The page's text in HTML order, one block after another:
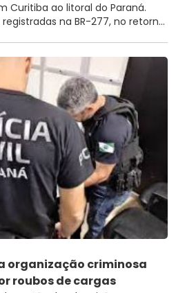
Curitiba ao litoral do Paraná.
registradas na BR-277, no retorn...
organização criminosa
roubos de cargas